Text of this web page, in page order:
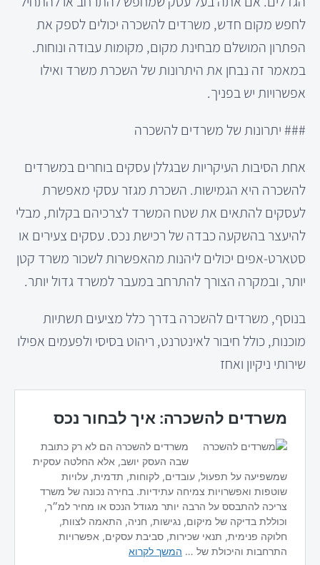
לחפש מקום חדש, משרדים להשכרה יכולים לספק את
הפתרון המושלם מבחינת מקום, מקומות עבודה ונוחות.
במאמר זה נבחן את היתרונות של השכרת משרד ואילו
אפשרויות יש בפניך.
### יתרונות של משרדים להשכרה
אחת הסיבות העיקריות שבגללן עסקים בוחרים במשרדים
להשכרה היא הגמישות. השכרת מגזר עסקי מאפשרת
לעסקים להתאים את שטח המשרד לצרכיהם בקלות, מבלי
להיעצר בהשקעה כבדה של רכישת נכס. עסקים צעירים או
סטארט-אפים יכולים ליהנות מהאפשרות לשכור משרד קטן
יותר, ובמקרה הצורך להתרחב במעבר למשרד גדול יותר.
בנוסף, משרדים להשכרה בדרך כלל מציעים תשתיות
מוכנות, כולל חיבור לאינטרנט, ריהוט בסיסי ולפעמים אפילו
שירותי ניקיון ואחז